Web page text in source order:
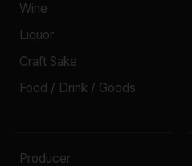
Wine
Liquor
Craft Sake
Food / Drink / Goods
Producer